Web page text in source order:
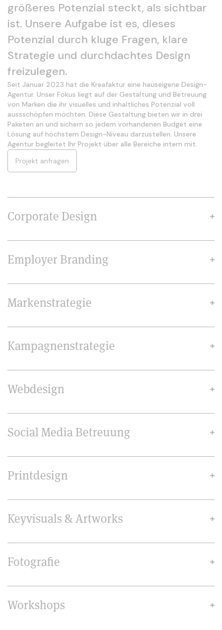
größeres Potenzial steckt, als sichtbar
ist. Unsere Aufgabe ist es, dieses
Potenzial durch kluge Fragen, klare
Strategie und durchdachtes Design
freizulegen.
Seit Januar 2023 hat die Kreafaktur eine hauseigene Design-
Agentur. Unser Fokus liegt auf der Gestaltung und Betreuung
von Marken die ihr visuelles und inhaltliches Potenzial voll
aussschöpfen möchten. Diese Gestaltung bieten wir in drei
Paketen an und sichern so jedem vorhandenen Budget eine
Lösung auf höchstem Design-Niveau darzustellen. Unsere
Agentur begleitet Ihr Projekt über alle Bereiche intern mit.
Projekt anfragen
Corporate Design
Employer Branding
Markenstrategie
Kampagnenstrategie
Webdesign
Social Media Betreuung
Printdesign
Keyvisuals & Artworks
Fotografie
Workshops